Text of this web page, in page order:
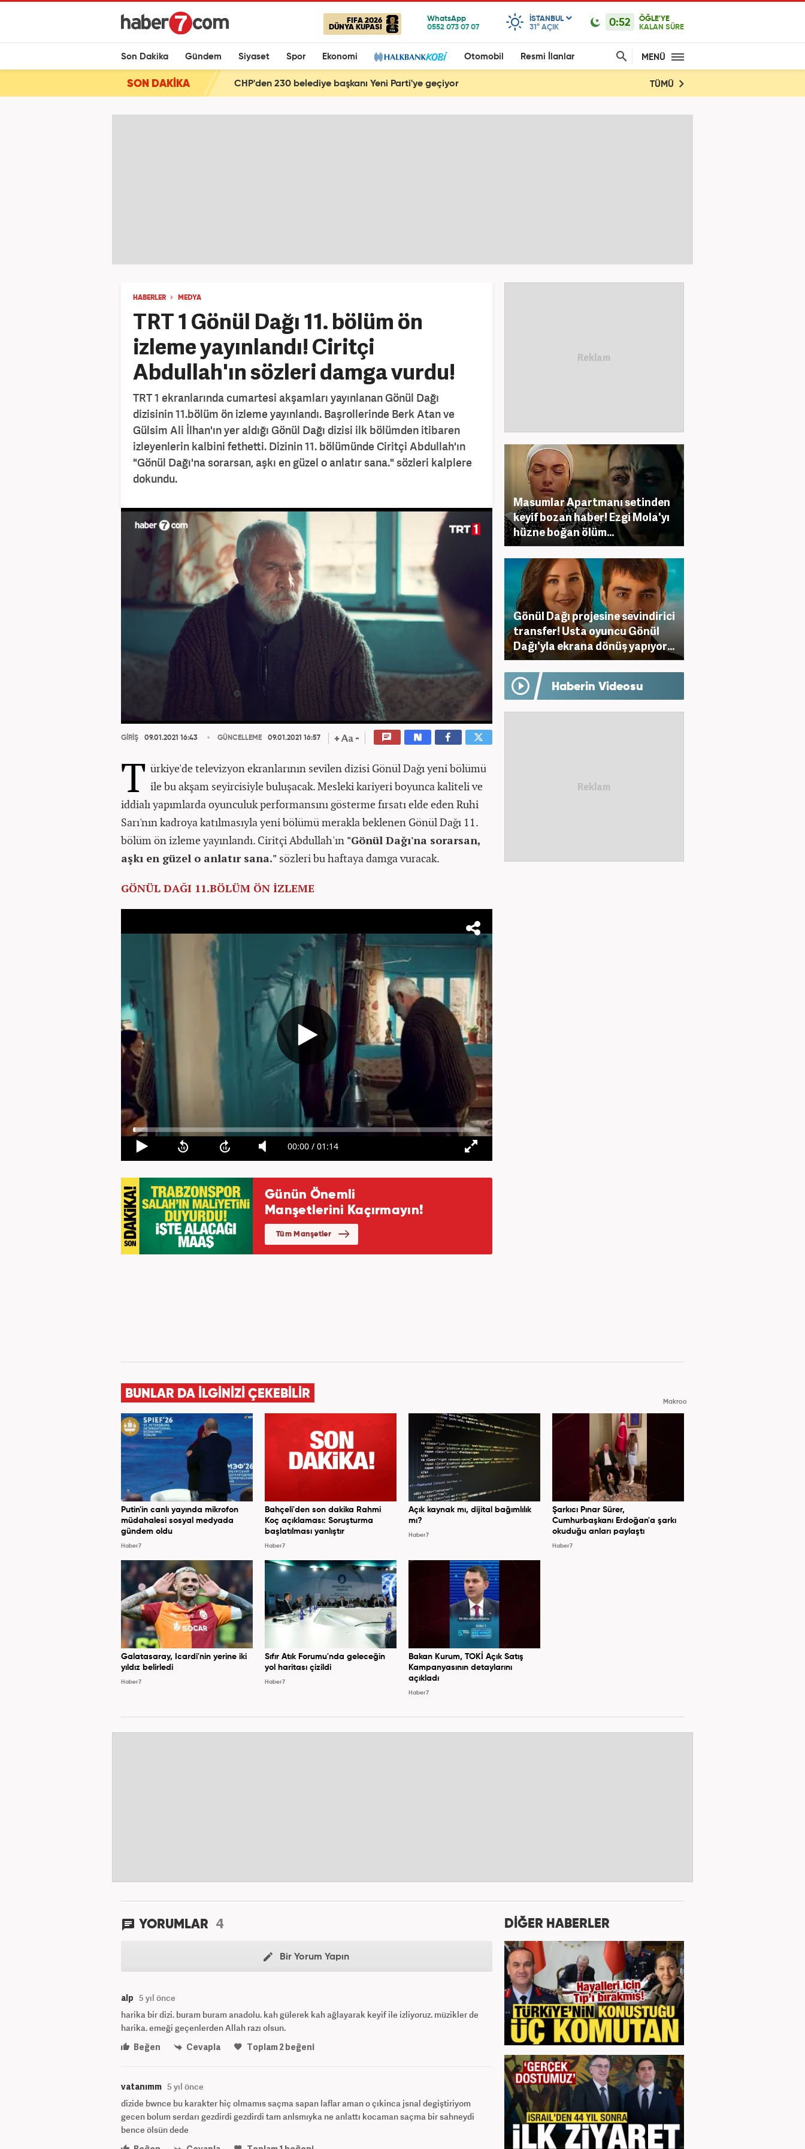
FIFA 2026
DÜNYA KUPASI
ISTANBUL
31° AÇIK 0:52
ÖĞLE'YE
KALAN SÜRE
Son Dakika Gündem Siyaset Spor Ekonomi Otomobil Resmi İlanlar MENÜ
SON DAKİKA CHP'den 230 belediye başkanı Yeni Parti'ye geçiyor TÜMÜ
HABERLER MEDYA
TRT 1 Gönül Dağı 11. bölüm ön
izleme yayınlandı! Ciritçi
Abdullah'ın sözleri damga vurdu!
TRT 1 ekranlarında cumartesi akşamları yayınlanan Gönül Dağı
dizisinin 11.bölüm ön izleme yayınlandı. Başrollerinde Berk Atan ve
Gülsim Ali İlhan'ın yer aldığı Gönül Dağı dizisi ilk bölümden itibaren
izleyenlerin kalbini fethetti. Dizinin 11. bölümünde Ciritçi Abdullah'ın
"Gönül Dağı'na sorarsan, aşkı en güzel o anlatır sana." sözleri kalplere
dokundu.
GİRİŞ 09.01.2021 16:43 GÜNCELLEME 09.01.2021 16:57
T ürkiye'de televizyon ekranlarının sevilen dizisi Gönül Dağı yeni bölümü
ile bu akşam seyircisiyle buluşacak. Mesleki kariyeri boyunca kaliteli ve
iddialı yapımlarda oyunculuk performansını gösterme fırsatı elde eden Ruhi
Sarı'nın kadroya katılmasıyla yeni bölümü merakla beklenen Gönül Dağı 11.
bölüm ön izleme yayınlandı. Ciritçi Abdullah'ın "Gönül Dağı'na sorarsan,
aşkı en güzel o anlatır sana." sözleri bu haftaya damga vuracak.
GÖNÜL DAĞI 11.BÖLÜM ÖN İZLEME
Masumlar Apartmanı setinden
keyif bozan haber! Ezgi Mola'yı
hüzne boğan ölüm...
Gönül Dağı projesine sevindirici
transfer! Usta oyuncu Gönül
Dağı'yla ekrana dönüş yapıyor...
Haberin Videosu
BUNLAR DA İLGİNİZİ ÇEKEBİLİR
Makroo
Putin'in canlı yayında mikrofon
müdahalesi sosyal medyada
gündem oldu
Haber7
Bahçeli'den son dakika Rahmi
Koç açıklaması: Soruşturma
başlatılması yanlıştır
Haber7
Açık kaynak mı, dijital bağımlılık
mı?
Haber7
Şarkıcı Pınar Sürer,
Cumhurbaşkanı Erdoğan'a şarkı
okuduğu anları paylaştı
Haber7
Galatasaray, Icardi'nin yerine iki
yıldız belirledi
Haber7
Sıfır Atık Forumu'nda geleceğin
yol haritası çizildi
Haber7
Bakan Kurum, TOKİ Açık Satış
Kampanyasının detaylarını
açıkladı
Haber7
YORUMLAR 4
Bir Yorum Yapın
alp 5 yıl önce
harika bir dizi. buram buram anadolu. kah gülerek kah ağlayarak keyif ile izliyoruz. müzikler de
harika. emeği geçenlerden Allah razı olsun.
Beğen
Cevapla Toplam2beğeni
vatanımm 5 yıl önce
dizide bwnce bu karakter hiç olmamıs saçma sapan laflar aman o çıkinca jsnal degiştiriyom
gecen bolum serdarı gezdirdi gezdirdi tam anlsmıyka ne anlattı kocaman saçma bir sahneydi
bence ölsün dede
DİĞER HABERLER